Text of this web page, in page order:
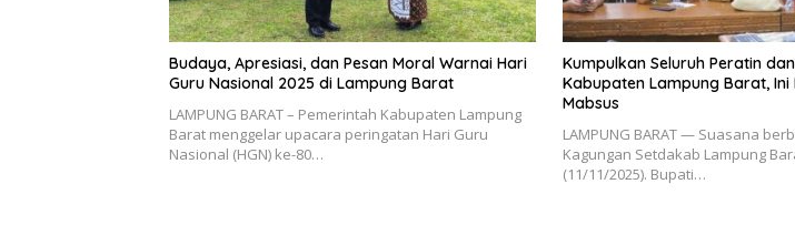
Budaya, Apresiasi, dan Pesan Moral Warnai Hari
Guru Nasional 2025 di Lampung Barat
LAMPUNG BARAT – Pemerintah Kabupaten Lampung
Barat menggelar upacara peringatan Hari Guru
Nasional (HGN) ke-80…
Kumpulkan Seluruh Peratin
Kabupaten Lampung Barat, Ini
Mabsus
LAMPUNG BARAT — Suasana
Kagungan Setdakab Lampung
(11/11/2025). Bupati…